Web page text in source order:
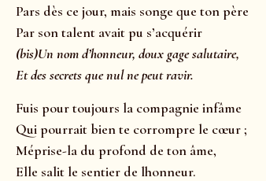
Pars dès ce jour, mais songe que ton père
Par son talent avait pu s’acquérir
(bis)Un nom d’honneur, doux gage salutaire,
Et des secrets que nul ne peut ravir.
Fuis pour toujours la compagnie infâme
Qui pourrait bien te corrompre le cœur ;
Méprise-la du profond de ton âme,
Elle salit le sentier de lhonneur.